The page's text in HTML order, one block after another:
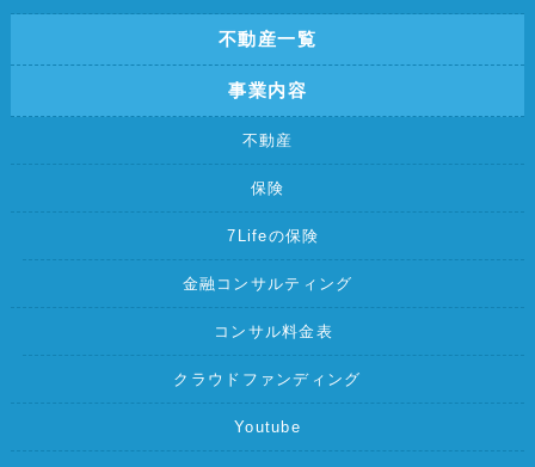
不動産一覧
事業内容
不動産
保険
7Lifeの保険
金融コンサルティング
コンサル料金表
クラウドファンディング
Youtube